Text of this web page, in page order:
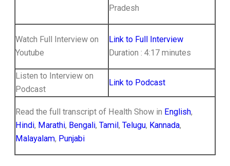
Pradesh
Watch Full Interview on
Youtube
Link to Full Interview
Duration : 4:17 minutes
Listen to Interview on
Podcast
Link to Podcast
Read the full transcript of Health Show in English,
Hindi, Marathi, Bengali, Tamil, Telugu, Kannada,
Malayalam, Punjabi